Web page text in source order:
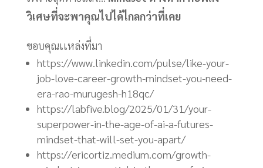
วิเศษที่จะพาคุณไปได้ไกลกว่าที่เคย
ขอบคุณเเหล่งที่มา
https://www.linkedin.com/pulse/like-your-
job-love-career-growth-mindset-you-need-
era-rao-murugesh-h18qc/
https://labfive.blog/2025/01/31/your-
superpower-in-the-age-of-ai-a-futures-
mindset-that-will-set-you-apart/
https://ericortiz.medium.com/growth-